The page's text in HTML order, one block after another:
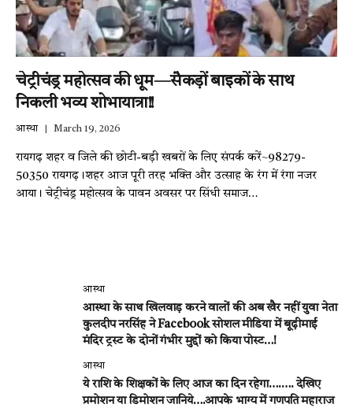
चेट्रीचंड्र महोत्सव की धूम—सैकड़ों बाइकों के साथ
निकली भव्य शोभायात्रा!!
आस्था March 19, 2026
रायगढ़ शहर व जिले की छोटी-बड़ी खबरों के लिए संपर्क करें~98279-
50350 रायगढ़।शहर आज पूरी तरह भक्ति और उत्साह के रंग में रंगा नजर
आया। चेट्रीचंड्र महोत्सव के पावन अवसर पर सिंधी समाज…
आस्था
आस्था के साथ खिलवाड़ करने वालों की अब खैर नहीं युवा नेता
कुलदीप नरसिंह ने Facebook सोशल मीडिया में बूढ़ीमाई
मंदिर ट्रस्ट के दोनों गंभीर मुद्दों को किया पोस्ट…!
आस्था
ये राशि के शिक्षकों के लिए आज का दिन रहेगा….…. देखिए
प्रमोशन या डिमोशन जानिये….आपके भाग्य में गणपति महाराज